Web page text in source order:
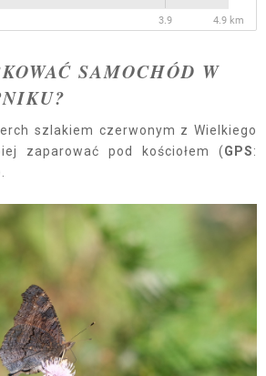
SAMOCHÓD W
szlakiem czerwonym z Wielkiego
zaparować pod kościołem (GPS: